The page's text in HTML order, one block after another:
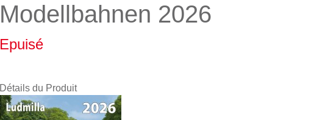
Modellbahnen 2026
Epuisé
Détails du Produit